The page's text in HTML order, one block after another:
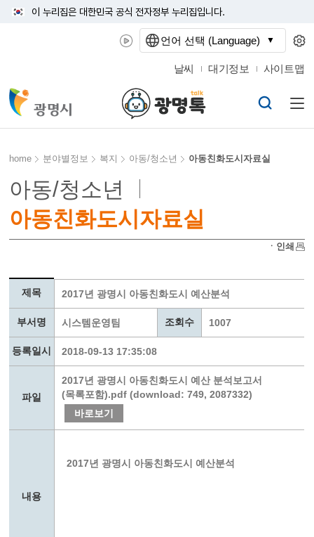
이 누리집은 대한민국 공식 전자정부 누리집입니다.
날씨 대기정보 사이트맵
home 분야별정보 복지 아동/청소년 아동친화도시자료실
아동/청소년
아동친화도시자료실
ㆍ인쇄
제목 2017년 광명시 아동친화도시 예산분석
부서명 시스템운영팀 조회수 1007
등록일시 2018-09-13 17:35:08
파일
2017년 광명시 아동친화도시 예산 분석보고서
(목록포함).pdf (download: 749, 2087332)
바로보기
내용
2017년 광명시 아동친화도시 예산분석
언어 선택 (Language)